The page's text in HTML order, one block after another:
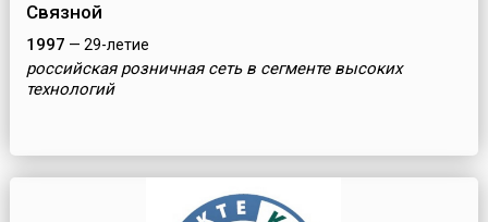
Связной
1997 — 29-летие
российская розничная сеть в сегменте высоких
технологий